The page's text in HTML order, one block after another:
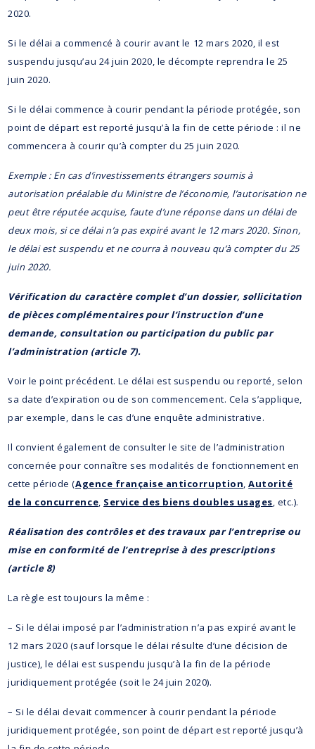
2020.
Si le délai a commencé à courir avant le 12 mars 2020, il est
suspendu jusqu’au 24 juin 2020, le décompte reprendra le 25
juin 2020.
Si le délai commence à courir pendant la période protégée, son
point de départ est reporté jusqu’à la fin de cette période : il ne
commencera à courir qu’à compter du 25 juin 2020.
Exemple : En cas d’investissements étrangers soumis à
autorisation préalable du Ministre de l’économie, l’autorisation ne
peut être réputée acquise, faute d’une réponse dans un délai de
deux mois, si ce délai n’a pas expiré avant le 12 mars 2020. Sinon,
le délai est suspendu et ne courra à nouveau qu’à compter du 25
juin 2020.
Vérification du caractère complet d’un dossier, sollicitation
de pièces complémentaires pour l’instruction d’une
demande, consultation ou participation du public par
l’administration (article 7).
Voir le point précédent. Le délai est suspendu ou reporté, selon
sa date d’expiration ou de son commencement. Cela s’applique,
par exemple, dans le cas d’une enquête administrative.
Il convient également de consulter le site de l’administration
concernée pour connaître ses modalités de fonctionnement en
cette période (Agence française anticorruption ,Autorité
de la concurrence Service des biens doubles usages , etc.).
Réalisation des contrôles et des travaux par l’entreprise ou
mise en conformité de l’entreprise à des prescriptions
(article 8)
La règle est toujours la même :
– Si le délai imposé par l’administration n’a pas expiré avant le
12 mars 2020 (sauf lorsque le délai résulte d’une décision de
justice), le délai est suspendu jusqu’à la fin de la période
juridiquement protégée (soit le 24 juin 2020).
– Si le délai devait commencer à courir pendant la période
juridiquement protégée, son point de départ est reporté jusqu’à